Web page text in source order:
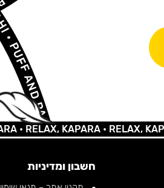
RELAX, KAPARA •RELAX, KAPARA
חשבון ומדיניות